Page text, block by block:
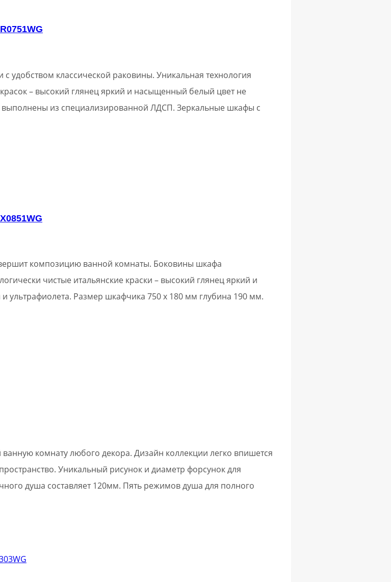
классической раковины. Уникальная технология
– высокий глянец яркий и насыщенный белый цвет не
из специализированной ЛДСП. Зеркальные шкафы с
композицию ванной комнаты. Боковины шкафа
чистые итальянские краски – высокий глянец яркий и
Размер шкафчика 750 х 180 мм глубина 190 мм.
комнату любого декора. Дизайн коллекции легко впишется
Уникальный рисунок и диаметр форсунок для
душа составляет 120мм. Пять режимов душа для полного